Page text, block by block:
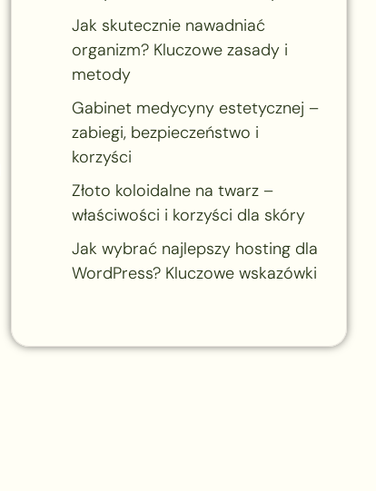
Jak skutecznie nawadniać
organizm? Kluczowe zasady i
metody
Gabinet medycyny estetycznej –
zabiegi, bezpieczeństwo i
korzyści
Złoto koloidalne na twarz –
właściwości i korzyści dla skóry
Jak wybrać najlepszy hosting dla
WordPress? Kluczowe wskazówki